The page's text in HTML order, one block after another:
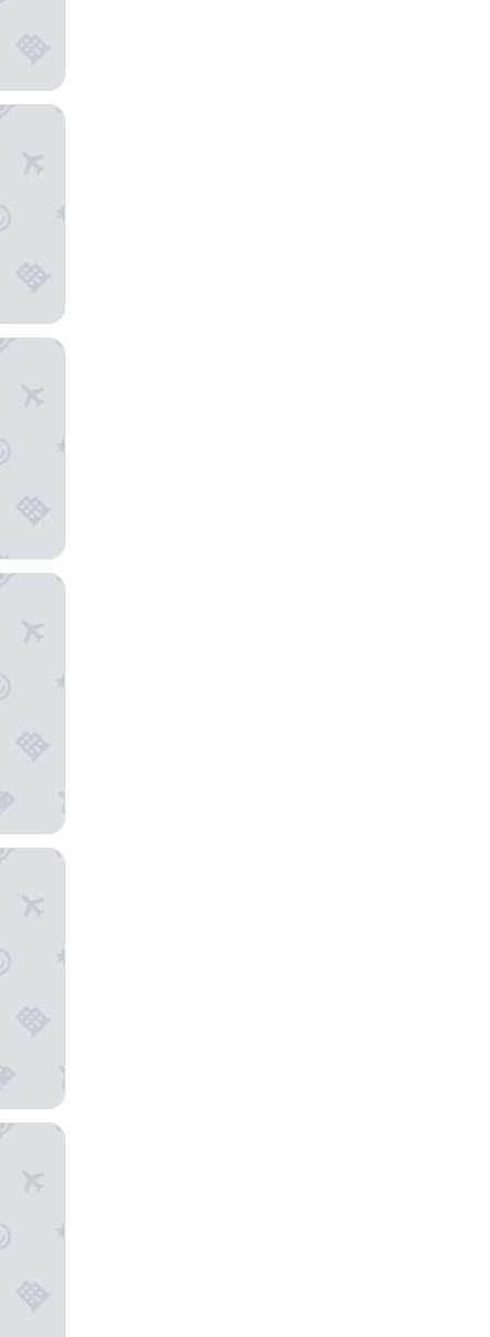
سيتيزين
جيه
بيكون
مارينيس
هاندلري